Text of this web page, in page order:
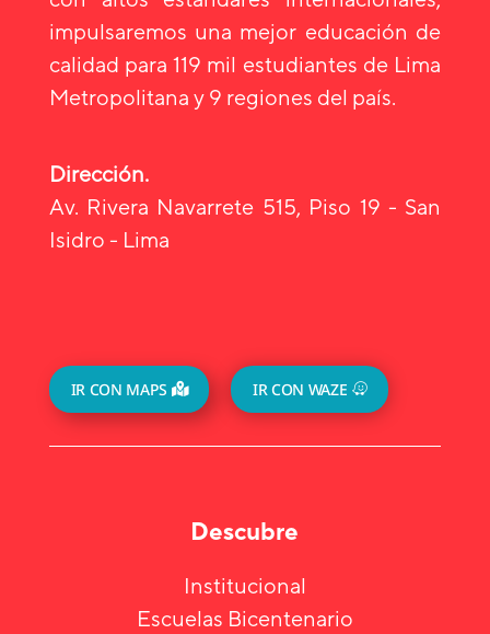
impulsaremos una mejor educación de
calidad para 119 mil estudiantes de Lima
Metropolitana y 9 regiones del país.
Dirección.
Av. Rivera Navarrete 515, Piso 19 - San
Isidro - Lima
IR CON MAPS IR CON WAZE
Descubre
Institucional
Escuelas Bicentenario